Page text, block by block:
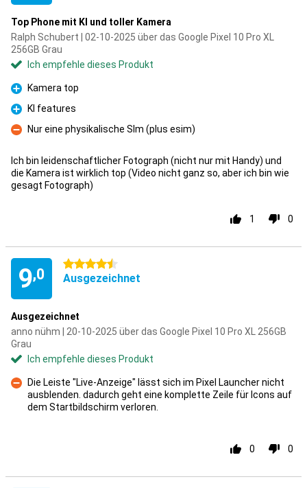
Top Phone mit KI und toller Kamera
Ralph Schubert | 02-10-2025 über das Google Pixel 10 Pro XL
256GB Grau
Ich empfehle dieses Produkt
Pro
Kamera top
Pro
KI features
Kontra
Nur eine physikalische SIm (plus esim)
Ich bin leidenschaftlicher Fotograph (nicht nur mit Handy) und
die Kamera ist wirklich top (Video nicht ganz so, aber ich bin wie
gesagt Fotograph)
1 0
9,0
4.5 Sterne
Ausgezeichnet
Ausgezeichnet
anno nühm | 20-10-2025 über das Google Pixel 10 Pro XL 256GB
Grau
Ich empfehle dieses Produkt
Kontra
Die Leiste "Live-Anzeige" lässt sich im Pixel Launcher nicht
ausblenden. dadurch geht eine komplette Zeile für Icons auf
dem Startbildschirm verloren.
0 0